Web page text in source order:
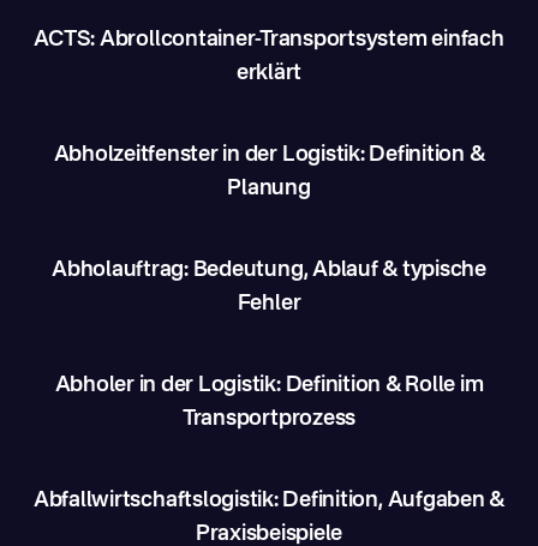
ACTS: Abrollcontainer-Transportsystem einfach
erklärt
Abholzeitfenster in der Logistik: Definition &
Planung
Abholauftrag: Bedeutung, Ablauf & typische
Fehler
Abholer in der Logistik: Definition & Rolle im
Transportprozess
Abfallwirtschaftslogistik: Definition, Aufgaben &
Praxisbeispiele